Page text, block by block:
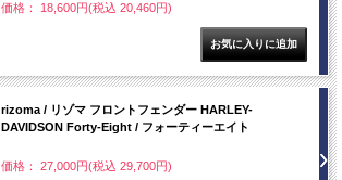
価格： 18,600円(税込 20,460円)
rizoma / リゾマ フロントフェンダー HARLEY-
DAVIDSON Forty-Eight / フォーティーエイト
価格： 27,000円(税込 29,700円)